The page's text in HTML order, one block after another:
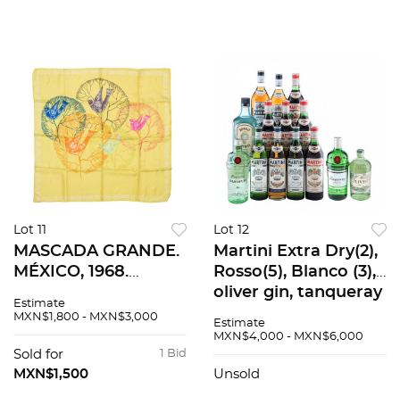
Lot 11
MASCADA GRANDE.
MÉXICO, 1968.
Diseño
para los Juegos
Olimpicos. Decorado
Estimate
MXN$1,800 - MXN$3,000
1 Bid
Sold for
MXN$1,500
Lot 12
Martini Extra Dry(2),
Rosso(5), Blanco (3),
oliver gin, tanqueray
bombay gin de 1.75l
Estimate
MXN$4,000 - MXN$6,000
Unsold